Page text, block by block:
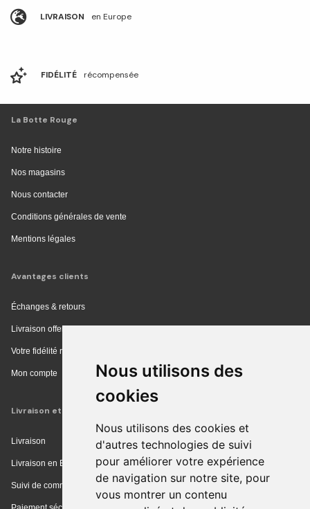
Nous utilisons des
cookies
Nous utilisons des cookies et
d'autres technologies de suivi
pour améliorer votre expérience
de navigation sur notre site, pour
vous montrer un contenu
LIVRAISON en Europe
FIDÉLITÉ récompensée
La Botte Rouge
Notre histoire
Nos magasins
Nous contacter
Conditions générales de vente
Mentions légales
Avantages clients
Échanges & retours
Livraison offerte en magasin
Votre fidélité récompensée
Mon compte
Livraison et achat
Livraison
Livraison en Europe
Suivi de commande